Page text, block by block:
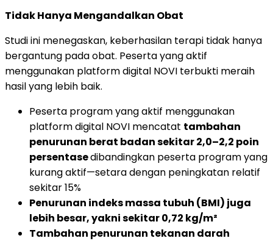
Tidak Hanya Mengandalkan Obat
Studi ini menegaskan, keberhasilan terapi tidak hanya
bergantung pada obat. Peserta yang aktif
menggunakan platform digital NOVI terbukti meraih
hasil yang lebih baik.
Peserta program yang aktif menggunakan
platform digital NOVI mencatat tambahan
penurunan berat badan sekitar 2,0–2,2 poin
persentasedibandingkan peserta program yang
kurang aktif—setara dengan peningkatan relatif
sekitar 15%
Penurunan indeks massa tubuh (BMI) juga
lebih besar, yakni sekitar 0,72 kg/m²
Tambahan penurunan tekanan darah